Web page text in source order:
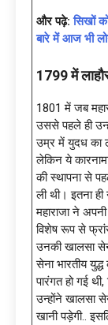
और पढ़े:सिखों
बारे में आज भी
1799 में
1801 में जब
उससे पहले ही
उम्र में युदध का
लेकिन ये
की स्थापना से
ली थी। इतना
महाराजा ने
विशेष रूप से
उनकी खालसा
सेना भारतीय
पारंगत हो गई
उन्होंने खालसा
खानी पड़ेगी..